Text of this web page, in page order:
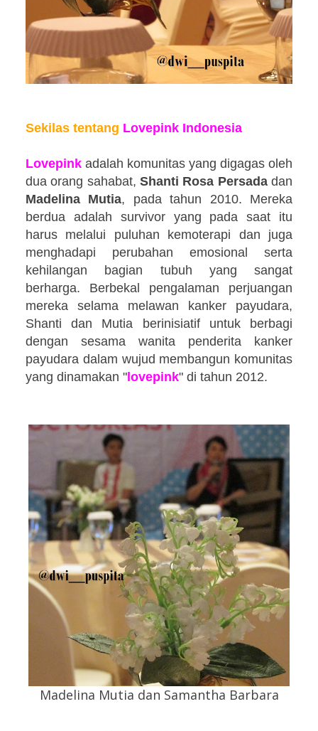
Sekilas tentang Lovepink Indonesia
Lovepink adalah komunitas yang digagas oleh
dua orang sahabat, Shanti Rosa Persadadan
Madelina Mutia, pada tahun 2010. Mereka
berdua adalah survivor yang pada saat itu
harus melalui puluhan kemoterapi dan juga
menghadapi perubahan emosional serta
kehilangan bagian tubuh yang sangat
berharga. Berbekal pengalaman perjuangan
mereka selama melawan kanker payudara,
Shanti dan Mutia berinisiatif untuk berbagi
dengan sesama wanita penderita kanker
payudara dalam wujud membangun komunitas
yang dinamakan "lovepink" di tahun 2012.
Madelina Mutia dan Samantha Barbara